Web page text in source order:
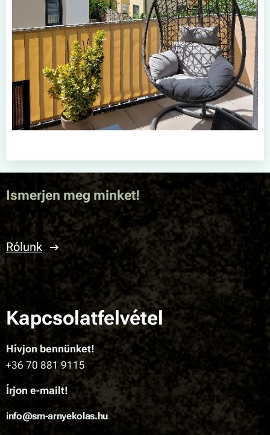
Ismerjen meg minket!
Rólunk
Kapcsolatfelvétel
Hívjon bennünket!
+36 70 881 9115
Írjon e-mailt!
info@sm-arnyekolas.hu